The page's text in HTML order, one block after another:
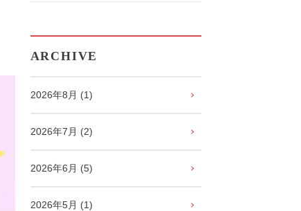
ARCHIVE
2026年8月 (1)
2026年7月 (2)
2026年6月 (5)
2026年5月 (1)